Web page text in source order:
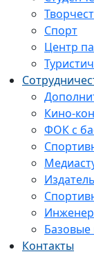
Спорт
Центр
Кино-
ФОК с
Контакты